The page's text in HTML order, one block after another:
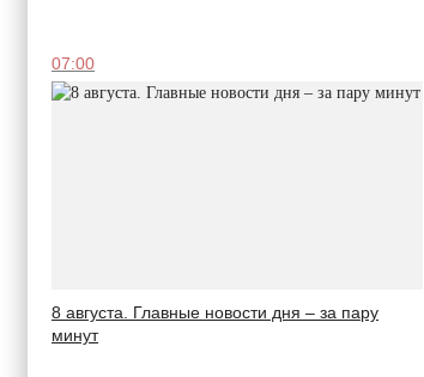
07:00
8 августа. Главные новости дня – за пару
минут